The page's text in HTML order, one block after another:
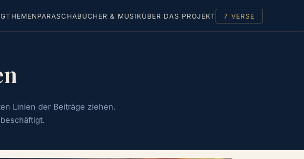
THEMENPARASCHABÜCHER & MUSIKÜBER DAS PROJEKT 7 VERSE
Linien der Beiträge ziehen.